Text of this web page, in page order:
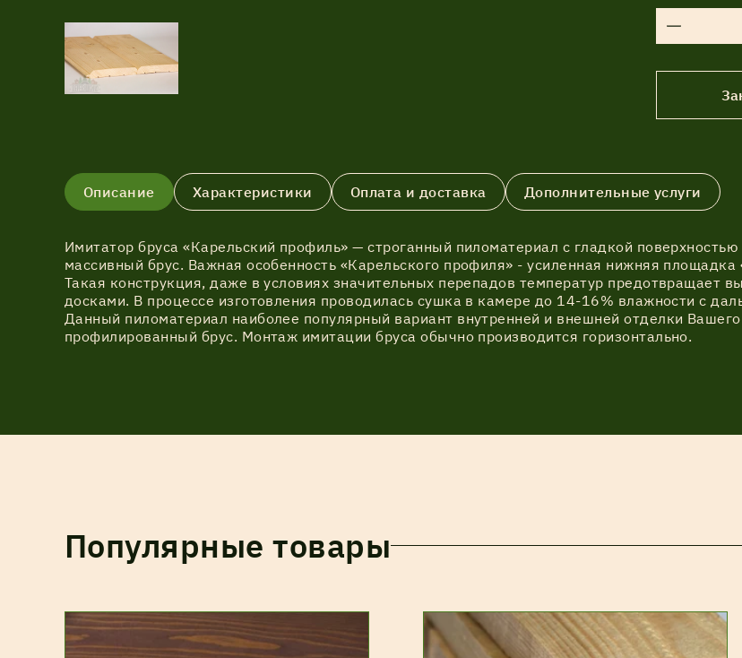
Описание Характеристики Оплата и доставка Дополнительные услуги
Имитатор бруса «Карельский профиль» — строганный пиломатериал с гладкой
массивный брус. Важная особенность «Карельского профиля» - усиленная нижняя
Такая конструкция, даже в условиях значительных перепадов температур предотвращает
досками. В процессе изготовления проводилась сушка в камере до 14-16% влажности с
Данный пиломатериал наиболее популярный вариант внутренней и внешней отделки
профилированный брус. Монтаж имитации бруса обычно производится горизонтально.
Популярные товары